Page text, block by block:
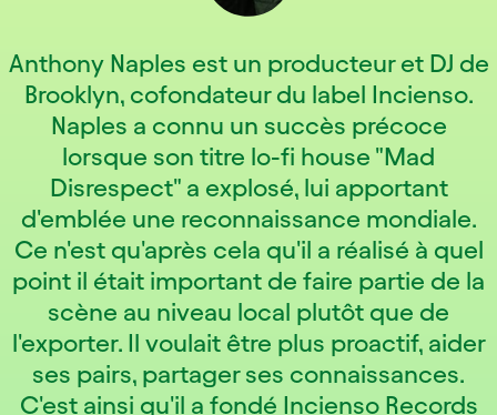
Anthony Naples est un producteur et DJ de
Brooklyn, cofondateur du label Incienso.
Naples a connu un succès précoce
lorsque son titre lo-fi house "Mad
Disrespect" a explosé, lui apportant
d'emblée une reconnaissance mondiale.
Ce n'est qu'après cela qu'il a réalisé à quel
point il était important de faire partie de la
scène au niveau local plutôt que de
l'exporter. Il voulait être plus proactif, aider
ses pairs, partager ses connaissances.
C'est ainsi qu'il a fondé Incienso Records